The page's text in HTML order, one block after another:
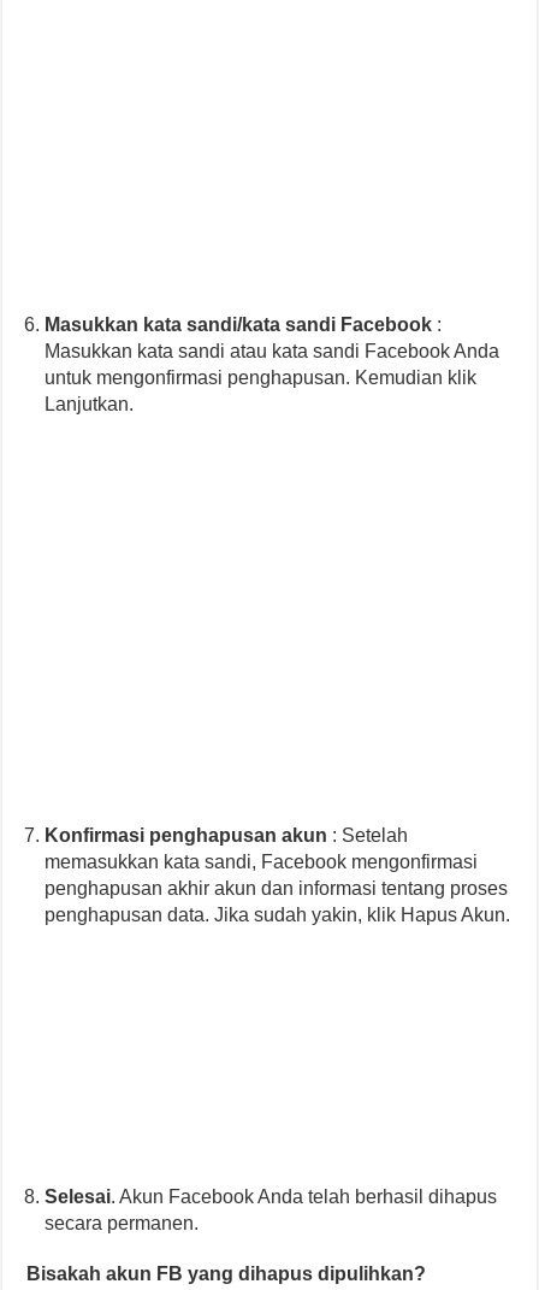
Masukkan kata sandi/kata sandi Facebook :
Masukkan kata sandi atau kata sandi Facebook Anda
untuk mengonfirmasi penghapusan. Kemudian klik
Lanjutkan.
Konfirmasi penghapusan akun : Setelah
memasukkan kata sandi, Facebook mengonfirmasi
penghapusan akhir akun dan informasi tentang proses
penghapusan data. Jika sudah yakin, klik Hapus Akun.
Selesai. Akun Facebook Anda telah berhasil dihapus
secara permanen.
Bisakah akun FB yang dihapus dipulihkan?